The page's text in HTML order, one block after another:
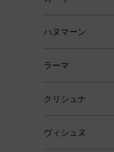
ハヌマーン
ラーマ
クリシュナ
ヴィシュヌ